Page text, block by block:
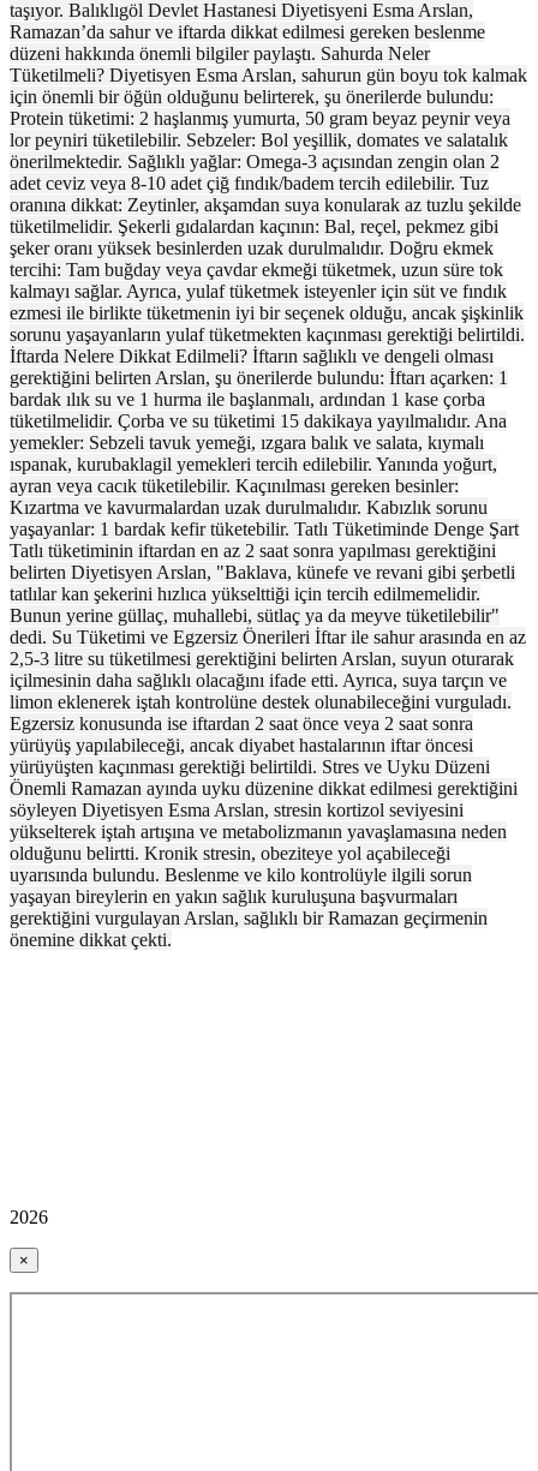
taşıyor. Balıklıgöl Devlet Hastanesi Diyetisyeni Esma Arslan,
Ramazan’da sahur ve iftarda dikkat edilmesi gereken beslenme
düzeni hakkında önemli bilgiler paylaştı. Sahurda Neler
Tüketilmeli? Diyetisyen Esma Arslan, sahurun gün boyu tok kalmak
için önemli bir öğün olduğunu belirterek, şu önerilerde bulundu:
Protein tüketimi: 2 haşlanmış yumurta, 50 gram beyaz peynir veya
lor peyniri tüketilebilir. Sebzeler: Bol yeşillik, domates ve salatalık
önerilmektedir. Sağlıklı yağlar: Omega-3 açısından zengin olan 2
adet ceviz veya 8-10 adet çiğ fındık/badem tercih edilebilir. Tuz
oranına dikkat: Zeytinler, akşamdan suya konularak az tuzlu şekilde
tüketilmelidir. Şekerli gıdalardan kaçının: Bal, reçel, pekmez gibi
şeker oranı yüksek besinlerden uzak durulmalıdır. Doğru ekmek
tercihi: Tam buğday veya çavdar ekmeği tüketmek, uzun süre tok
kalmayı sağlar. Ayrıca, yulaf tüketmek isteyenler için süt ve fındık
ezmesi ile birlikte tüketmenin iyi bir seçenek olduğu, ancak şişkinlik
sorunu yaşayanların yulaf tüketmekten kaçınması gerektiği belirtildi.
İftarda Nelere Dikkat Edilmeli? İftarın sağlıklı ve dengeli olması
gerektiğini belirten Arslan, şu önerilerde bulundu: İftarı açarken: 1
bardak ılık su ve 1 hurma ile başlanmalı, ardından 1 kase çorba
tüketilmelidir. Çorba ve su tüketimi 15 dakikaya yayılmalıdır. Ana
yemekler: Sebzeli tavuk yemeği, ızgara balık ve salata, kıymalı
ıspanak, kurubaklagil yemekleri tercih edilebilir. Yanında yoğurt,
ayran veya cacık tüketilebilir. Kaçınılması gereken besinler:
Kızartma ve kavurmalardan uzak durulmalıdır. Kabızlık sorunu
yaşayanlar: 1 bardak kefir tüketebilir. Tatlı Tüketiminde Denge Şart
Tatlı tüketiminin iftardan en az 2 saat sonra yapılması gerektiğini
belirten Diyetisyen Arslan, "Baklava, künefe ve revani gibi şerbetli
tatlılar kan şekerini hızlıca yükselttiği için tercih edilmemelidir.
Bunun yerine güllaç, muhallebi, sütlaç ya da meyve tüketilebilir"
dedi. Su Tüketimi ve Egzersiz Önerileri İftar ile sahur arasında en az
2,5-3 litre su tüketilmesi gerektiğini belirten Arslan, suyun oturarak
içilmesinin daha sağlıklı olacağını ifade etti. Ayrıca, suya tarçın ve
limon eklenerek iştah kontrolüne destek olunabileceğini vurguladı.
Egzersiz konusunda ise iftardan 2 saat önce veya 2 saat sonra
yürüyüş yapılabileceği, ancak diyabet hastalarının iftar öncesi
yürüyüşten kaçınması gerektiği belirtildi. Stres ve Uyku Düzeni
Önemli Ramazan ayında uyku düzenine dikkat edilmesi gerektiğini
söyleyen Diyetisyen Esma Arslan, stresin kortizol seviyesini
yükselterek iştah artışına ve metabolizmanın yavaşlamasına neden
olduğunu belirtti. Kronik stresin, obeziteye yol açabileceği
uyarısında bulundu. Beslenme ve kilo kontrolüyle ilgili sorun
yaşayan bireylerin en yakın sağlık kuruluşuna başvurmaları
gerektiğini vurgulayan Arslan, sağlıklı bir Ramazan geçirmenin
önemine dikkat çekti.
2026
×